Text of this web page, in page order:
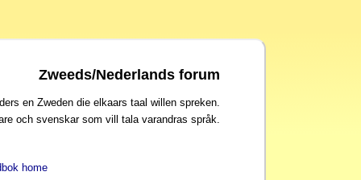
Zweeds/Nederlands forum
en Zweden die elkaars taal willen spreken.
och svenskar som vill tala varandras språk.
home